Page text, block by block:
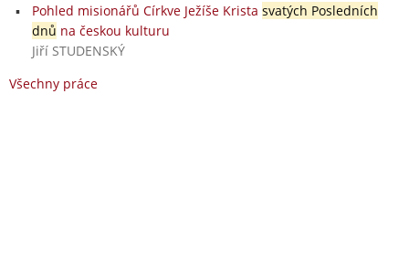
Pohled misionářů Církve Ježíše Krista svatých Posledních
dnů na českou kulturu
Jiří STUDENSKÝ
Všechny práce